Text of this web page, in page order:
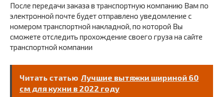
После передачи заказа в транспортную компанию Вам по
электронной почте будет отправлено уведомление с
номером транспортной накладной, по которой Вы
сможете отследить прохождение своего груза на сайте
транспортной компании
Читать статью Лучшие вытяжки шириной 60
см для кухни в 2022 году